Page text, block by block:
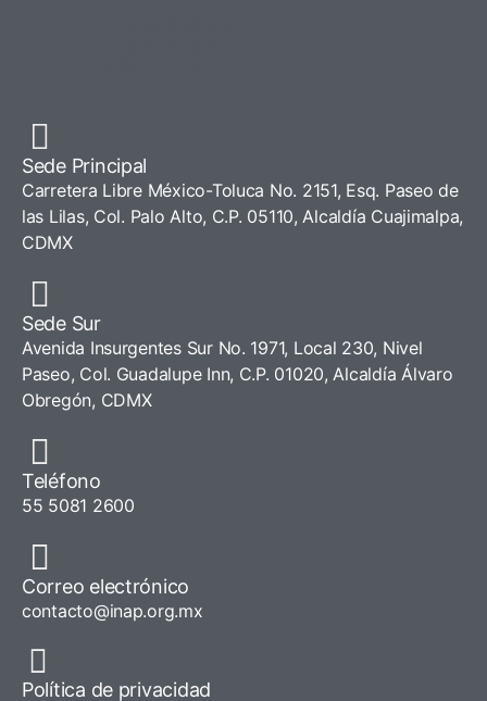
Sede Principal
Carretera Libre México-Toluca No. 2151, Esq. Paseo de
las Lilas, Col. Palo Alto, C.P. 05110, Alcaldía Cuajimalpa,
CDMX
Sede Sur
Avenida Insurgentes Sur No. 1971, Local 230, Nivel
Paseo, Col. Guadalupe Inn, C.P. 01020, Alcaldía Álvaro
Obregón, CDMX
Teléfono
55 5081 2600
Correo electrónico
contacto@inap.org.mx
Política de privacidad